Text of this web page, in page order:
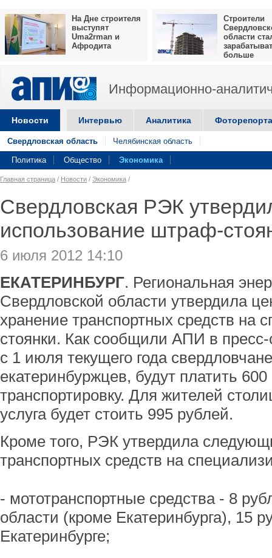
На Дне строителя
выступят
Uma2rman и
Афродита
Строители
области
больше
Информационно-
Новости Интервью Аналитика
Свердловская область Челябинская область
Политика Общество Экономика
Главная страница / Новости / Экономика /
Свердловская РЭК
использование штраф-
6 июля 2012 14:10
ЕКАТЕРИНБУРГ. Региональная
Свердловской области утвердила
хранение транспортных средств на
стоянки. Как сообщили АПИ в
с 1 июля текущего года
екатеринбуржцев, будут платить
транспортировку. Для жителей
услуга будет стоить 995 рублей.
Кроме того, РЭК утвердила
транспортных средств на
- мототранспортные средства - 8
области (кроме Екатеринбурга), 15
Екатеринбурге;